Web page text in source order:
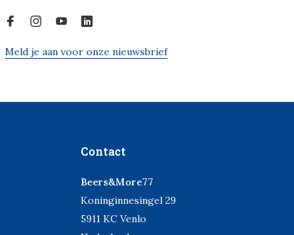
Meld je aan voor onze nieuwsbrief
Contact
Beers&More77
Koninginnesingel 29
5911 KC Venlo